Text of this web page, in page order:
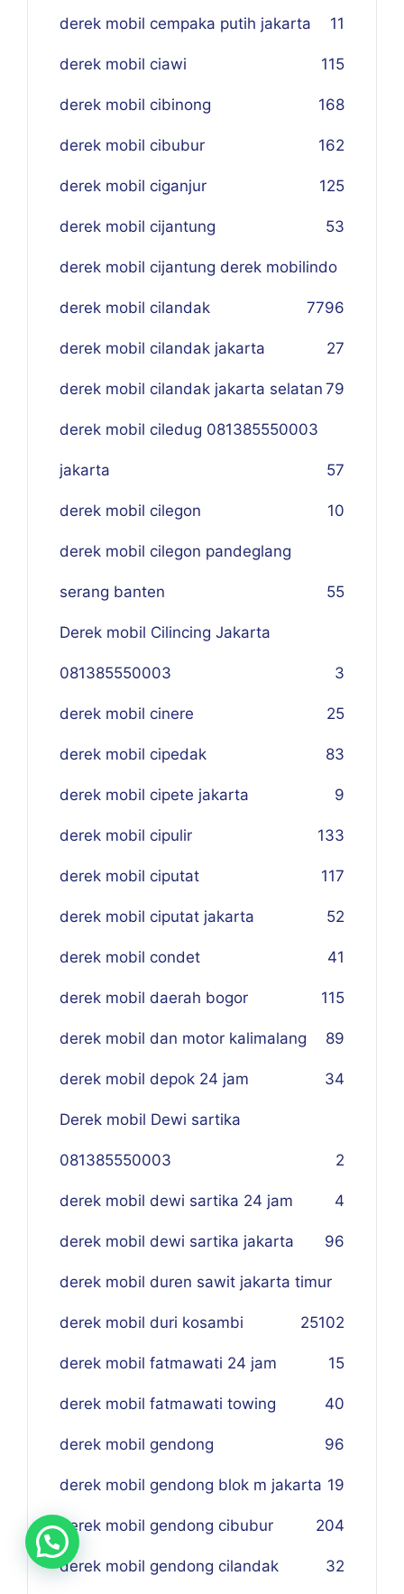
derek mobil cempaka putih jakarta 11
derek mobil ciawi 115
derek mobil cibinong 168
derek mobil cibubur 162
derek mobil ciganjur 125
derek mobil cijantung 53
derek mobil cijantung derek mobilindo
96
derek mobil cilandak 77
derek mobil cilandak jakarta 27
derek mobil cilandak jakarta selatan 79
derek mobil ciledug 081385550003
jakarta 57
derek mobil cilegon 10
derek mobil cilegon pandeglang
serang banten 55
Derek mobil Cilincing Jakarta
081385550003 3
derek mobil cinere 25
derek mobil cipedak 83
derek mobil cipete jakarta 9
derek mobil cipulir 133
derek mobil ciputat 117
derek mobil ciputat jakarta 52
derek mobil condet 41
derek mobil daerah bogor 115
derek mobil dan motor kalimalang 89
derek mobil depok 24 jam 34
Derek mobil Dewi sartika
081385550003 2
derek mobil dewi sartika 24 jam 4
derek mobil dewi sartika jakarta 96
derek mobil duren sawit jakarta timur
102
derek mobil duri kosambi 25
derek mobil fatmawati 24 jam 15
derek mobil fatmawati towing 40
derek mobil gendong 96
derek mobil gendong blok m jakarta 19
derek mobil gendong cibubur 204
derek mobil gendong cilandak 32